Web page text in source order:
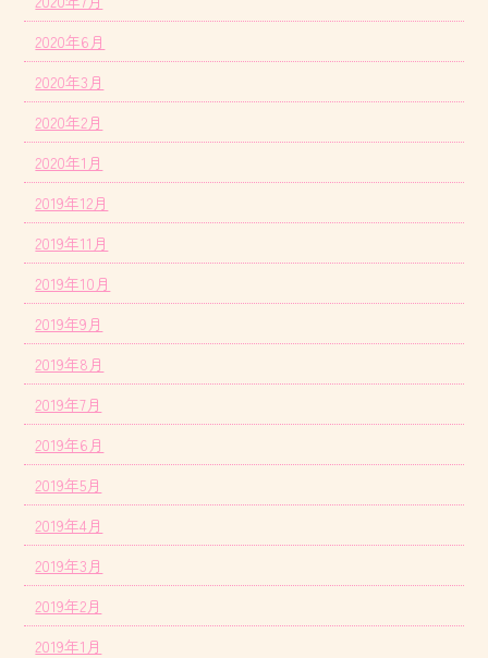
2020年6月
2020年3月
2020年2月
2020年1月
2019年12月
2019年11月
2019年10月
2019年9月
2019年8月
2019年7月
2019年6月
2019年5月
2019年4月
2019年3月
2019年2月
2019年1月